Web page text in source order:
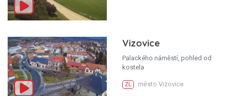
Vizovice
Palackého náměstí, pohled od
kostela
ZL město Vizovice